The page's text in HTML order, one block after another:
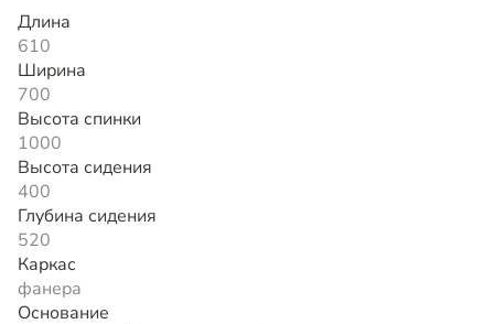
Длина
610
Ширина
700
Высота спинки
1000
Высота сидения
400
Глубина сидения
520
Каркас
фанера
Основание